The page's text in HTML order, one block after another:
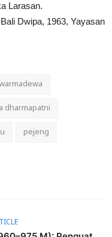
Larasan.
Dwipa, 1963, Yayasan
dharmapatni
pejeng